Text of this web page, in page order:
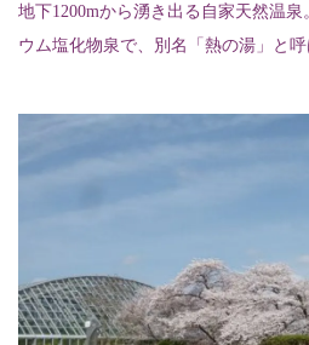
地下1200mから湧き出る自家天然温
ウム塩化物泉で、別名「熱の湯」と
でも暖かく保温...